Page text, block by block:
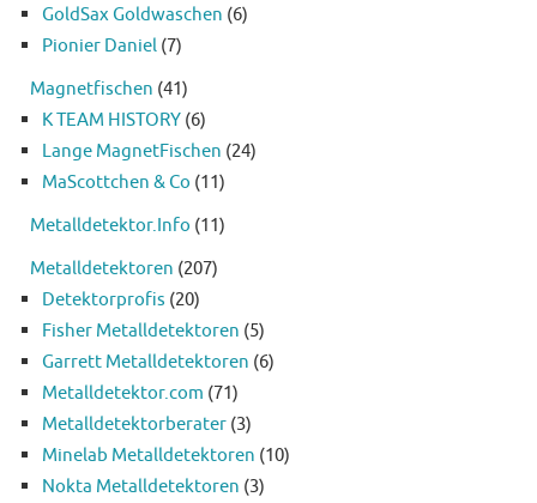
GoldSax Goldwaschen (6)
Pionier Daniel (7)
Magnetfischen (41)
K TEAM HISTORY (6)
Lange MagnetFischen (24)
MaScottchen & Co (11)
Metalldetektor.Info (11)
Metalldetektoren (207)
Detektorprofis (20)
Fisher Metalldetektoren (5)
Garrett Metalldetektoren (6)
Metalldetektor.com (71)
Metalldetektorberater (3)
Minelab Metalldetektoren (10)
Nokta Metalldetektoren (3)